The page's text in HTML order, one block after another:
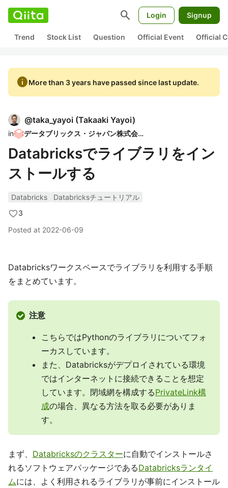
search Login Signup
Trend Stock List Question Official Event Official
infoMore than 3 years have passed since last update.
@taka_yayoi (Takaaki Yayoi)
in データブリックス・ジャパン株式会社
Databricksでライブラリをイン
ストールする
Databricks
Databricksチュートリアル
3
Posted at 2022-06-09
Databricksワークスペースでライブラリを利用する手順
をまとめています。
注意
こちらではPythonのライブラリについてフォ
ーカスしています。
また、Databricksがデプロイされている環境
ではインターネットに接続できることを想定
しています。閉域網を構成するPrivateLink構
成の場合、異なる方法を取る必要がありま
す。
まず、 Databricksのクラスターに自動でインストールさ
れるソフトウェアパッケージであるDatabricksランタイ
ムには、よく利用されるライブラリが事前にインストール